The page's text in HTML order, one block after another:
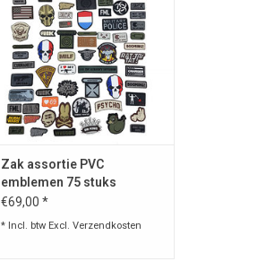
Zak assortie PVC
emblemen 75 stuks
€69,00 *
* Incl. btw Excl. Verzendkosten